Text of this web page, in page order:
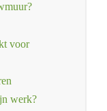
voor
werk?